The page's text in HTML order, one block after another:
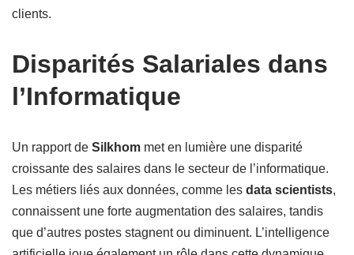
clients.
Disparités Salariales dans
l’Informatique
Un rapport de Silkhom met en lumière une disparité
croissante des salaires dans le secteur de l’informatique.
Les métiers liés aux données, comme les data scientists,
connaissent une forte augmentation des salaires, tandis
que d’autres postes stagnent ou diminuent. L’intelligence